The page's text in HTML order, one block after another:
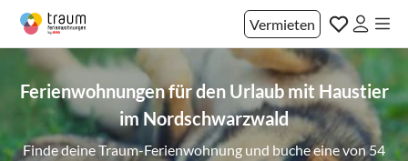
Vermieten
Ferienwohnungen für den Urlaub mit Haustier
im Nordschwarzwald
Finde deine Traum-Ferienwohnung und buche eine von 54